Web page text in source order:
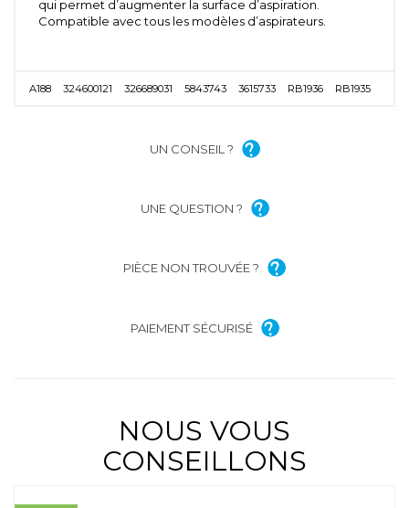
qui permet d’augmenter la surface d’aspiration.
Compatible avec tous les modèles d’aspirateurs.
A188 324600121 326689031 5843743 3615733 RB1936 RB1935
UN CONSEIL ?
UNE QUESTION ?
PIÈCE NON TROUVÉE ?
PAIEMENT SÉCURISÉ
NOUS VOUS
CONSEILLONS